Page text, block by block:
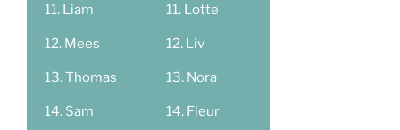
Liam
Mees
Thomas
Sam
Lotte
Liv
Nora
Fleur